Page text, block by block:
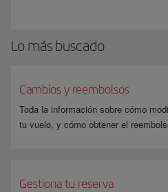
Lo más buscado
Cambios y reembolsos
Toda la información sobre cómo
tu vuelo, y cómo obtener el
Gestiona tu reserva